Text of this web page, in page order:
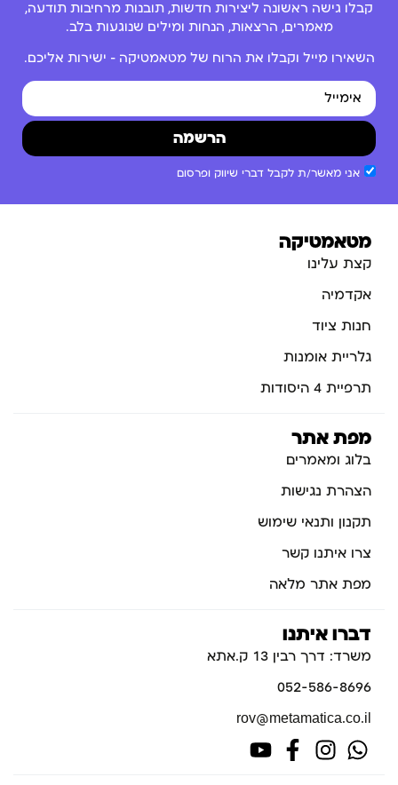
קבלו גישה ראשונה ליצירות חדשות, תובנות מרחיבות תודעה,
מאמרים, הרצאות, הנחות ומילים שנוגעות בלב.
השאירו מייל וקבלו את הרוח של מטאמטיקה – ישירות אליכם.
אני מאשר/ת לקבל דברי שיווק ופרסום
הרשמה
מטאמטיקה
קצת עלינו
אקדמיה
חנות ציוד
גלריית אומנות
תרפיית 4 היסודות
מפת אתר
בלוג ומאמרים
הצהרת נגישות
תקנון ותנאי שימוש
צרו איתנו קשר
מפת אתר מלאה
דברו איתנו
משרד: דרך רבין 13 ק.אתא
052-586-8696
rov@metamatica.co.il